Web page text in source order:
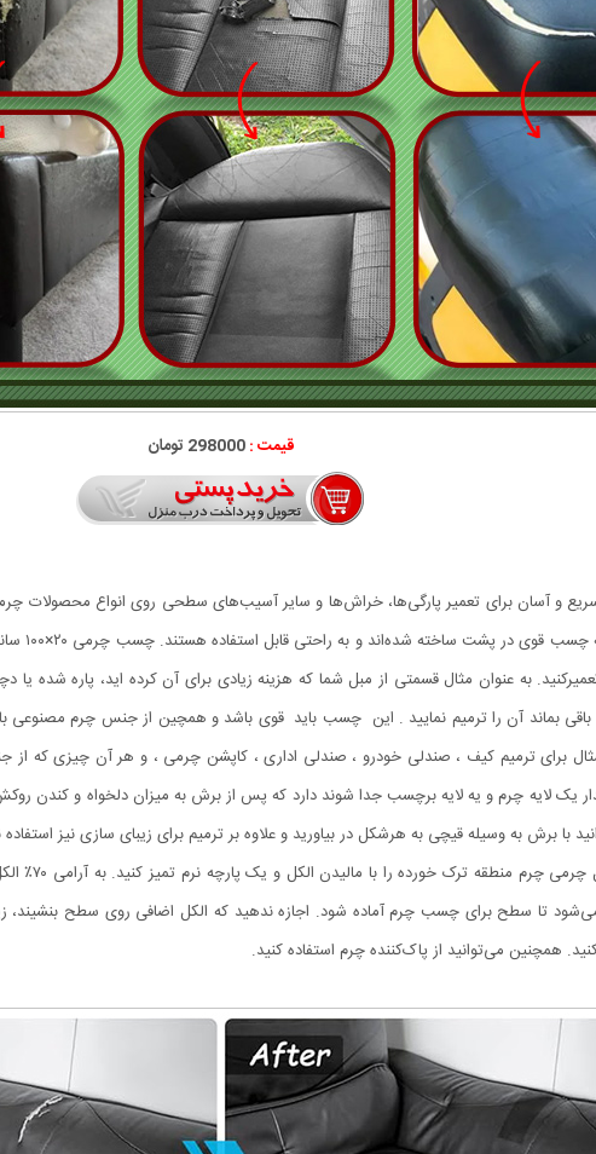
قیمت :298000 تومان
و آسان برای تعمیر پارگی‌ها، خراش‌ها و سایر آسیب‌های سطحی روی انواع محصولات
نوارها
به عنوان مثال قسمتی از مبل شما که هزینه زیادی برای آن کرده اید، پاره
آن را ترمیم نمایید . این چسب باید قوی باشد و همچین از جنس چرم مصنوعی
مثال برای ترمیم کیف ، صندلی خودرو ، صندلی اداری ، کاپشن چرمی ، و هر آن چیزی که
لایه چرم و یه لایه برچسب جدا شوند دارد که پس از برش به میزان دلخواه و کندن
با برش به وسیله قیچی به هرشکل در بیاورید و علاوه بر ترمیم برای زیبای سازی نیز استفاده
برای تعمیر
تا سطح برای چسب چرم آماده شود. اجازه ندهید که الکل اضافی روی سطح بنشیند،
همچنین می‌توانید از پاک‌کننده چرم استفاده کنید.